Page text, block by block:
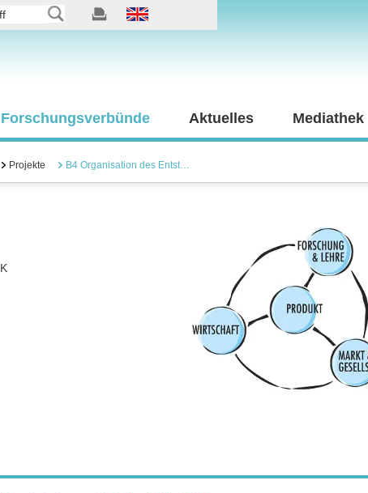
Forschungsverbünde Aktuelles Mediathek
Projekte B4 Organisation des Entst…